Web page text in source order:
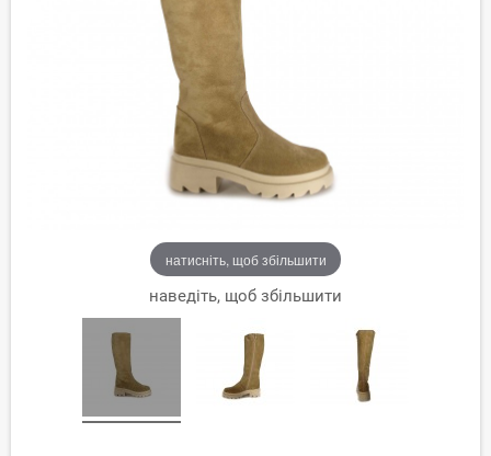
натисніть, щоб збільшити
наведіть, щоб збільшити